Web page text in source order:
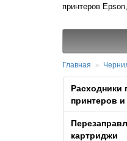
принтеров
Главная
Расходники
принтеров
картриджи